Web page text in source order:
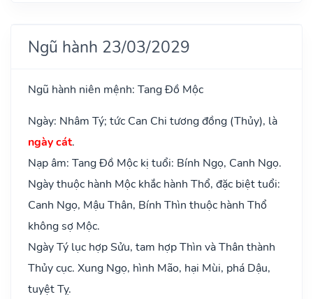
Ngũ hành 23/03/2029
Ngũ hành niên mệnh: Tang Đồ Mộc
Ngày: Nhâm Tý; tức Can Chi tương đồng (Thủy), là
ngày cát.
Nạp âm: Tang Đồ Mộc kị tuổi: Bính Ngọ, Canh Ngọ.
Ngày thuộc hành Mộc khắc hành Thổ, đặc biệt tuổi:
Canh Ngọ, Mậu Thân, Bính Thìn thuộc hành Thổ
không sợ Mộc.
Ngày Tý lục hợp Sửu, tam hợp Thìn và Thân thành
Thủy cục. Xung Ngọ, hình Mão, hại Mùi, phá Dậu,
tuyệt Tỵ.